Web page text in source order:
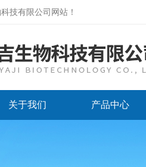
科技有限公司网站 ！
关于我们 产品中心